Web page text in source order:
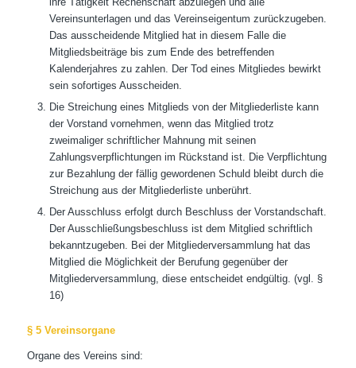
Vereinsunterlagen und das Vereinseigentum zurückzugeben.
Das ausscheidende Mitglied hat in diesem Falle die
Mitgliedsbeiträge bis zum Ende des betreffenden
Kalenderjahres zu zahlen. Der Tod eines Mitgliedes bewirkt
sein sofortiges Ausscheiden.
Die Streichung eines Mitglieds von der Mitgliederliste kann
der Vorstand vornehmen, wenn das Mitglied trotz
zweimaliger schriftlicher Mahnung mit seinen
Zahlungsverpflichtungen im Rückstand ist. Die Verpflichtung
zur Bezahlung der fällig gewordenen Schuld bleibt durch die
Streichung aus der Mitgliederliste unberührt.
Der Ausschluss erfolgt durch Beschluss der Vorstandschaft.
Der Ausschließungsbeschluss ist dem Mitglied schriftlich
bekanntzugeben. Bei der Mitgliederversammlung hat das
Mitglied die Möglichkeit der Berufung gegenüber der
Mitgliederversammlung, diese entscheidet endgültig. (vgl. §
16)
§ 5 Vereinsorgane
Organe des Vereins sind: